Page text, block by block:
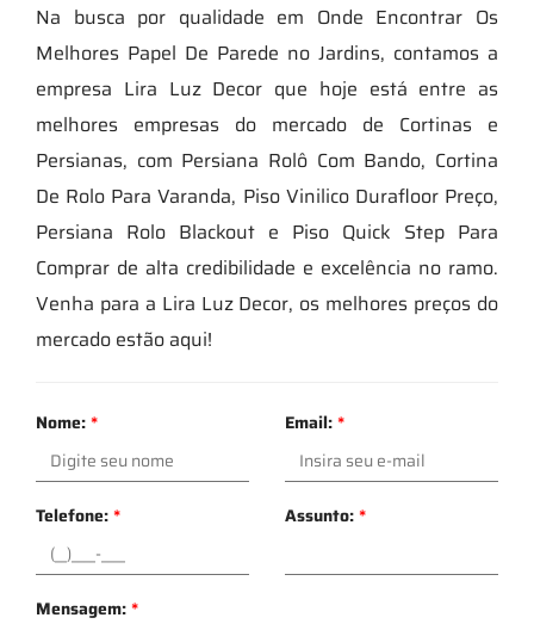
Na busca por qualidade em Onde Encontrar Os
Melhores Papel De Parede no Jardins, contamos a
empresa Lira Luz Decor que hoje está entre as
melhores empresas do mercado de Cortinas e
Persianas, com Persiana Rolô Com Bando, Cortina
De Rolo Para Varanda, Piso Vinilico Durafloor Preço,
Persiana Rolo Blackout e Piso Quick Step Para
Comprar de alta credibilidade e excelência no ramo.
Venha para a Lira Luz Decor, os melhores preços do
mercado estão aqui!
Nome:* Email:*
Telefone:* Assunto:*
Mensagem:*